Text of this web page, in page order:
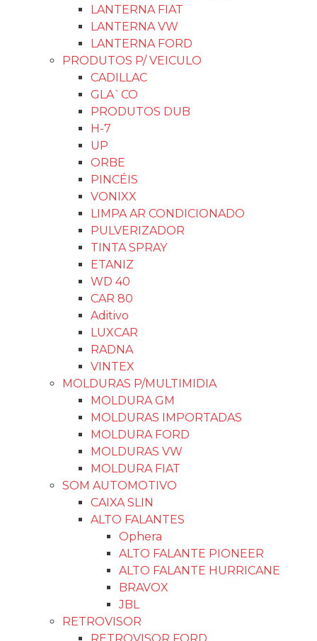
LANTERNA FIAT
LANTERNA VW
LANTERNA FORD
PRODUTOS P/ VEICULO
CADILLAC
GLA`CO
PRODUTOS DUB
H-7
UP
ORBE
PINCÉIS
VONIXX
LIMPA AR CONDICIONADO
PULVERIZADOR
TINTA SPRAY
ETANIZ
WD 40
CAR 80
Aditivo
LUXCAR
RADNA
VINTEX
MOLDURAS P/MULTIMIDIA
MOLDURA GM
MOLDURAS IMPORTADAS
MOLDURA FORD
MOLDURAS VW
MOLDURA FIAT
SOM AUTOMOTIVO
CAIXA SLIN
ALTO FALANTES
Ophera
ALTO FALANTE PIONEER
ALTO FALANTE HURRICANE
BRAVOX
JBL
RETROVISOR